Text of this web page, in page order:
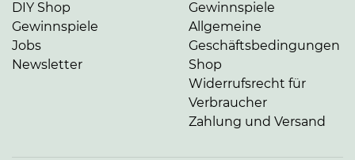
DIY Shop
Gewinnspiele
Jobs
Newsletter
Gewinnspiele
Allgemeine
Geschäftsbedingungen
Shop
Widerrufsrecht für
Verbraucher
Zahlung und Versand